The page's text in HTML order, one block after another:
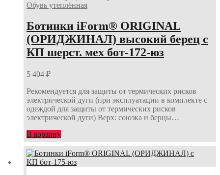
Обувь утеплённая
Ботинки iForm® ORIGINAL
(ОРИДЖИНАЛ) высокий берец с
КП шерст. мех бот-172-юз
5 404 ₽
Рекомендуется для защиты от термических рисков
электрической дуги (при эксплуатации в комплекте с
одеждой для защиты от термических рисков
электрической дуги) Верх: союзка и берцы…
В корзину